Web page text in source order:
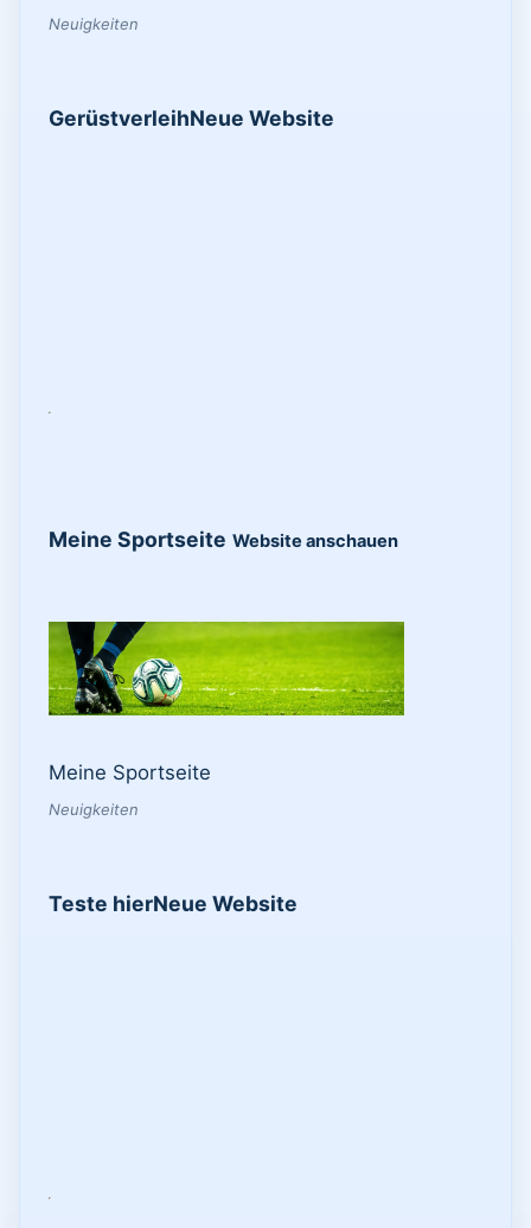
Neuigkeiten
GerüstverleihNeue Website
Meine Sportseite Website anschauen
Meine Sportseite
Neuigkeiten
Teste hierNeue Website